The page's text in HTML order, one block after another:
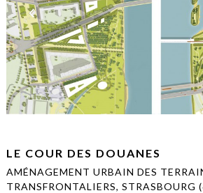
LE COUR DES DOUANES
AMÉNAGEMENT URBAIN DES
TRANSFRONTALIERS, STRASBOURG